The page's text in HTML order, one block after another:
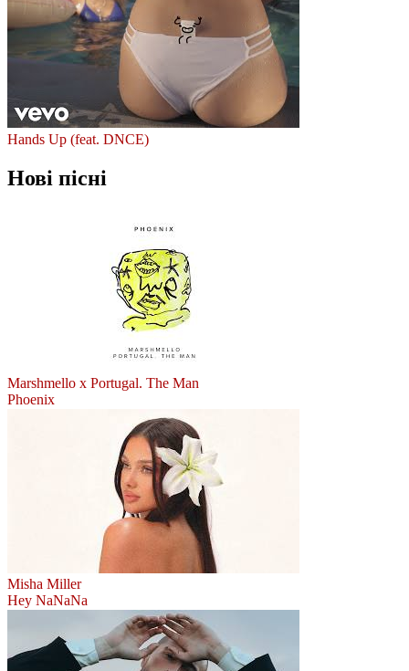
Hands Up (feat. DNCE)
Нові пісні
Marshmello x Portugal. The Man
Phoenix
Misha Miller
Hey NaNaNa